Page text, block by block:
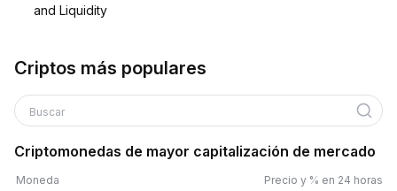
and Liquidity
Criptos más populares
Buscar
Criptomonedas de mayor capitalización de mercado
Moneda Precio y % en 24 horas